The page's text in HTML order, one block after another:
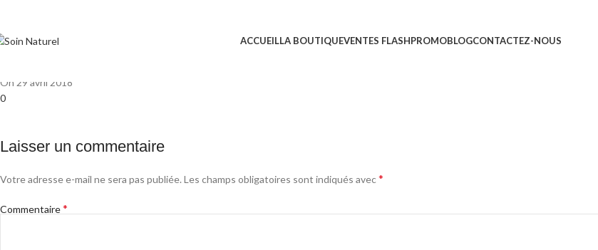
ACCUEILLA BOUTIQUEVENTES FLASHPROMOBLOGCONTACTEZ-NOUS
On 29 avril 2018
0
Laisser un commentaire
Votre adresse e-mail ne sera pas publiée. Les champs obligatoires sont indiqués avec*
Commentaire*